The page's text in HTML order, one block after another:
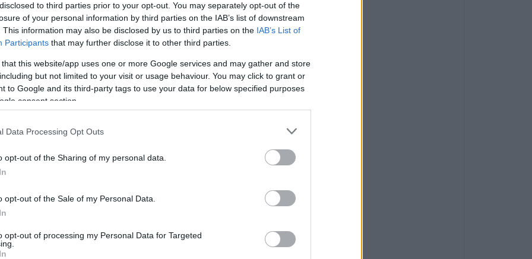
to third parties prior to your opt-out. You may separately opt-out of the
of your personal information by third parties on the IAB’s list of downstream
This information may also be disclosed by us to third parties on the IAB’s List of
Participants that may further disclose it to other third parties.
that this website/app uses one or more Google services and may gather and store
but not limited to your visit or usage behaviour. You may click to grant or
to Google and its third-party tags to use your data for below specified purposes
consent section.
Data Processing Opt Outs
opt-out of the Sharing of my personal data.
opt-out of the Sale of my Personal Data.
opt-out of processing my Personal Data for Targeted
δείκτες από διοικητικά δεδομένα και
χωρίς να καταλήγει σε ενιαία τελική
δεν εμφανίζονται πλέον ως συγκεκριμένες
με σαφή χαρακτηριστικά. Η γενική εικόνα
το επίπεδο: και οι τρεις δήμοι καταγράφουν
απορριμμάτων, η συντήρηση υποδομών και η
προβλήματα είναι πεισματικά ακριβώς τα
χρονιά, η νέα μεθοδολογία επιτρέπει
Ο Δήμος Κεντρικής Κέρκυρας εμφανίζει σχετικά
λόγω μεγέθους και συγκέντρωσης υπηρεσιών,
καθημερινότητας, ιδίως στα απορρίμματα. Ο
αδυναμία σε τεχνικές υπηρεσίες και υποδομές,
και τη διάχυση των οικισμών. Ο Δήμος Νότιας
ιδίως σε κοινωνικές και βασικές
στο πιο αδύναμο σημείο του νησιού σε όρους